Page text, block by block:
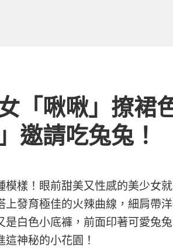
「啾啾」撩裙
邀請吃兔兔！
模樣！眼前甜美又性感的美少女
上發育極佳的火辣曲線，細肩帶
是白色小底褲，前面印著可愛兔
神秘的小花園！